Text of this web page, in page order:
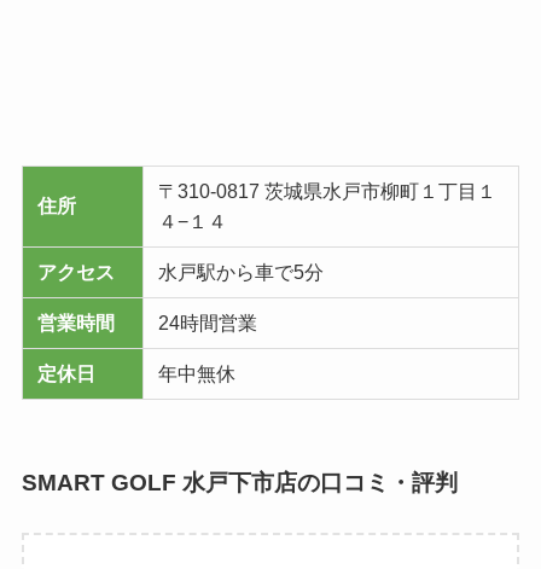
住所
〒310-0817 茨城県水戸市柳町１丁目１
４−１４
アクセス 水戸駅から車で5分
営業時間 24時間営業
定休日 年中無休
SMART GOLF 水戸下市店の口コミ・評判